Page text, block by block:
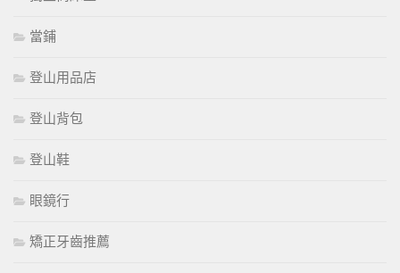
當鋪
登山用品店
登山背包
登山鞋
眼鏡行
矯正牙齒推薦